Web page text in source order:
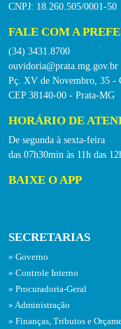
SECRETARIAS
Governo
Controle Interno
Procuradoria-Geral
Administração
Finanças, Tributos e
CNPJ: 18.260.505/0001-50
FALE COM A
(34) 3431.8700
ouvidoria@prata.mg.gov.br
Pç. XV de Novembro, 35 -
CEP 38140-00 - Prata-MG
HORÁRIO DE
De segunda à sexta-feira
das 07h30min às 11h das
BAIXE O APP